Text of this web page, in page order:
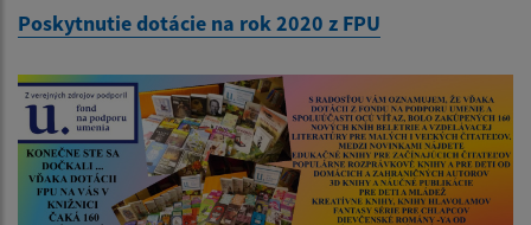
Poskytnutie dotácie na rok 2020 z FPU